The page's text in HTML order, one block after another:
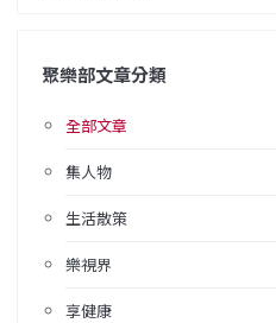
聚樂部文章分類
全部文章
集人物
生活散策
樂視界
享健康